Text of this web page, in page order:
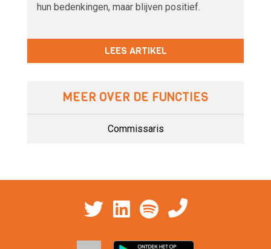
hun bedenkingen, maar blijven positief.
LEES ARTIKEL
MEER OVER DE FUNCTIES
Commissaris